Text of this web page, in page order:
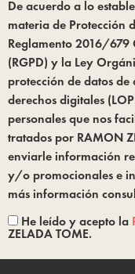
De acuerdo a lo
materia de Protección
Reglamento 2016/679
(RGPD) y la Ley
protección de datos
derechos digitales
personales que nos
tratados por RAMON
enviarle información
y/o promocionales e
más información
He leído y acepto la
ZELADA TOME.